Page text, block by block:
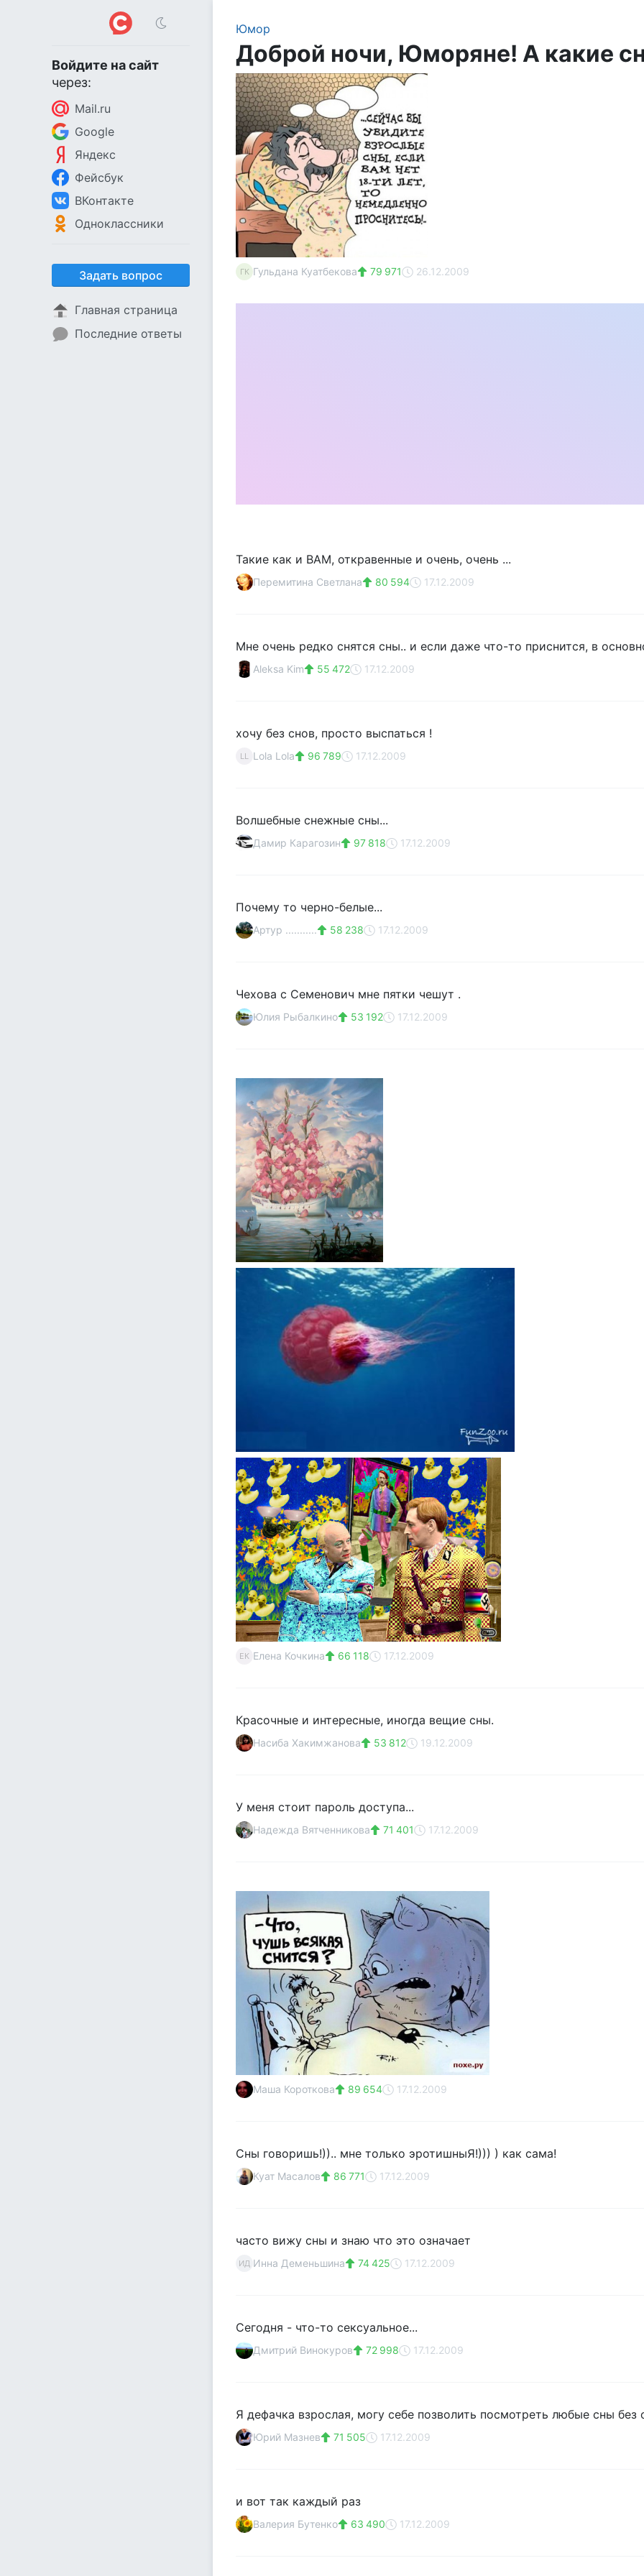
Войдите на сайт
через:
Mail.ru
Google
Яндекс
Фейсбук
ВКонтакте
Одноклассники
Задать вопрос
Главная страница
Последние ответы
Юмор
Доброй ночи, Юморяне! А какие
ГК Гульдана Куатбекова 79 971 26.12.2009
Такие как и ВАМ, откравенные и очень, очень ...
Перемитина Светлана 80 594 17.12.2009
Мне очень редко снятся сны.. и если даже что-то приснится, в
Aleksa Kim 55 472 17.12.2009
хочу без снов, просто выспаться !
LL Lola Lola 96 789 17.12.2009
Волшебные снежные сны...
Дамир Карагозин 97 818 17.12.2009
Почему то черно-белые...
Артур ........... 58 238 17.12.2009
Чехова с Семенович мне пятки чешут .
Юлия Рыбалкино 53 192 17.12.2009
ЕК Елена Кочкина 66 118 17.12.2009
Красочные и интересные, иногда вещие сны.
Насиба Хакимжанова 53 812 19.12.2009
У меня стоит пароль доступа...
Надежда Вятченникова 71 401 17.12.2009
Маша Короткова 89 654 17.12.2009
Сны говоришь!)).. мне только эротишныЯ!))) ) как сама!
Куат Масалов 86 771 17.12.2009
часто вижу сны и знаю что это означает
ИД Инна Деменьшина 74 425 17.12.2009
Сегодня - что-то сексуальное...
Дмитрий Винокуров 72 998 17.12.2009
Я дефачка взрослая, могу себе позволить посмотреть любые сны без
Юрий Мазнев 71 505 17.12.2009
и вот так каждый раз
Валерия Бутенко 63 490 17.12.2009